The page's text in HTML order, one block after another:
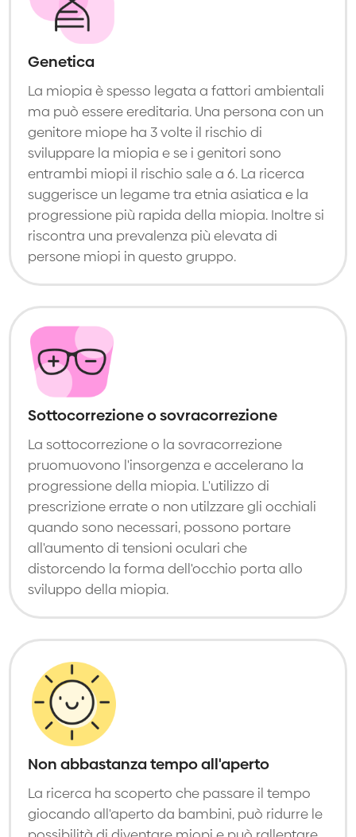
Genetica
La miopia è spesso legata a fattori ambientali
ma può essere ereditaria. Una persona con un
genitore miope ha 3 volte il rischio di
sviluppare la miopia e se i genitori sono
entrambi miopi il rischio sale a 6. La ricerca
suggerisce un legame tra etnia asiatica e la
progressione più rapida della miopia. Inoltre si
riscontra una prevalenza più elevata di
persone miopi in questo gruppo.
Sottocorrezione o sovracorrezione
La sottocorrezione o la sovracorrezione
pruomuovono l'insorgenza e accelerano la
progressione della miopia. L'utilizzo di
prescrizione errate o non utilzzare gli occhiali
quando sono necessari, possono portare
all'aumento di tensioni oculari che
distorcendo la forma dell'occhio porta allo
sviluppo della miopia.
Non abbastanza tempo all'aperto
La ricerca ha scoperto che passare il tempo
giocando all'aperto da bambini, può ridurre le